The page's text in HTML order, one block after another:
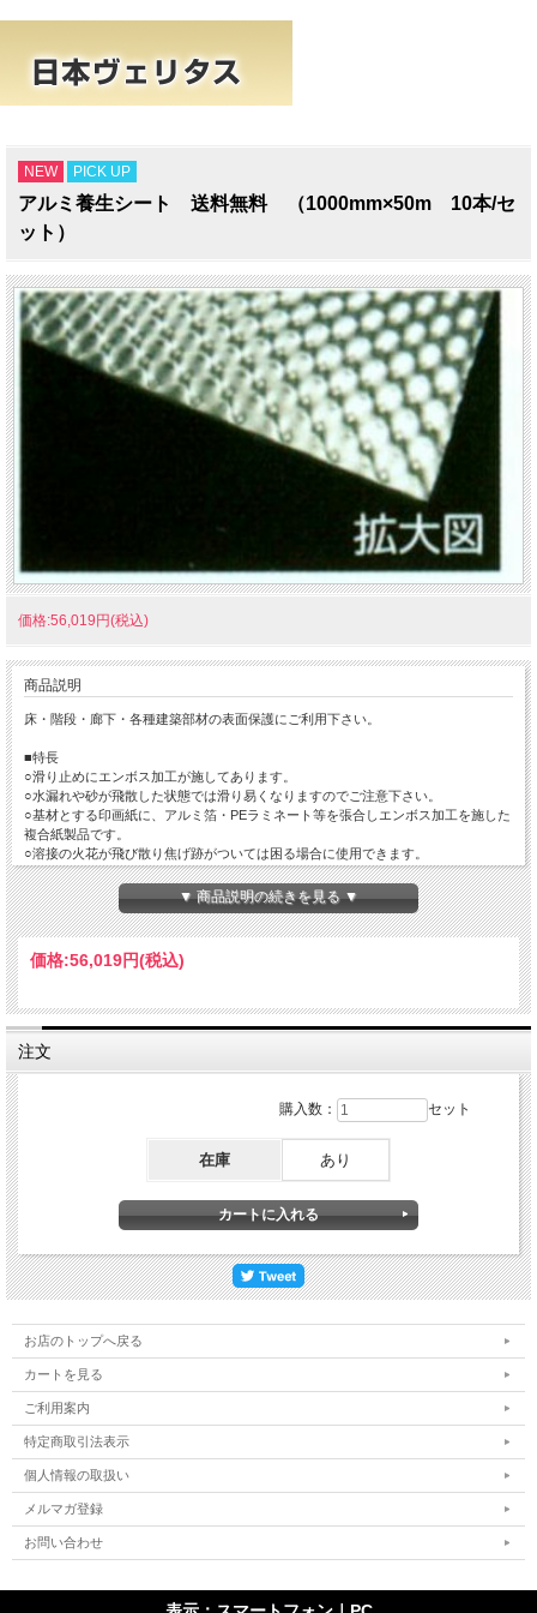
NEW PICK UP
アルミ養生シート 送料無料 （1000mm×50m 10本/セ
ット）
価格:56,019円(税込)
商品説明
床・階段・廊下・各種建築部材の表面保護にご利用下さい。
■特長
○滑り止めにエンボス加工が施してあります。
○水漏れや砂が飛散した状態では滑り易くなりますのでご注意下さい。
○基材とする印画紙に、アルミ箔・PEラミネート等を張合しエンボス加工を施した
複合紙製品です。
○溶接の火花が飛び散り焦げ跡がついては困る場合に使用できます。
■材質
アルミニウム+ポリエチレン+印画紙
▼ 商品説明の続きを見る ▼
価格:56,019円(税込)
注文
購入数： セット
在庫 あり
お店のトップへ戻る
カートを見る
ご利用案内
特定商取引法表示
個人情報の取扱い
メルマガ登録
お問い合わせ